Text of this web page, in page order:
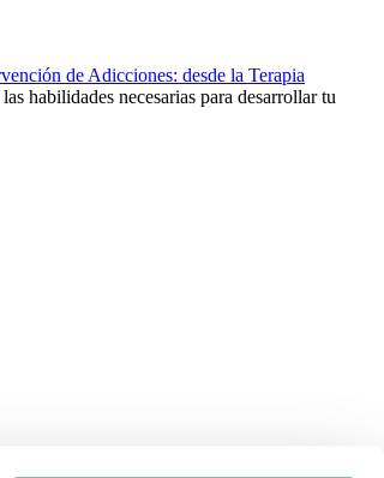
de Adicciones: desde la Terapia
habilidades necesarias para desarrollar tu